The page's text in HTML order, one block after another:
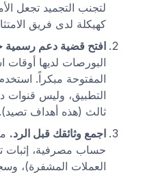
لتجنب التجميد تجعل
كهيكلة لدى فريق
افتح قضية دعم رسمية خلال
البورصات لديها أوقات
المفتوحة مبكراً.
ثالث (هذه أهداف تصيد).
اجمع وثائقك قبل الرد.
حساب مصرفية، إثبات
العملات المشفرة)،